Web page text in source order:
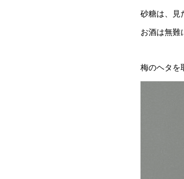
砂糖は、見
お酒は無難
梅のヘタを